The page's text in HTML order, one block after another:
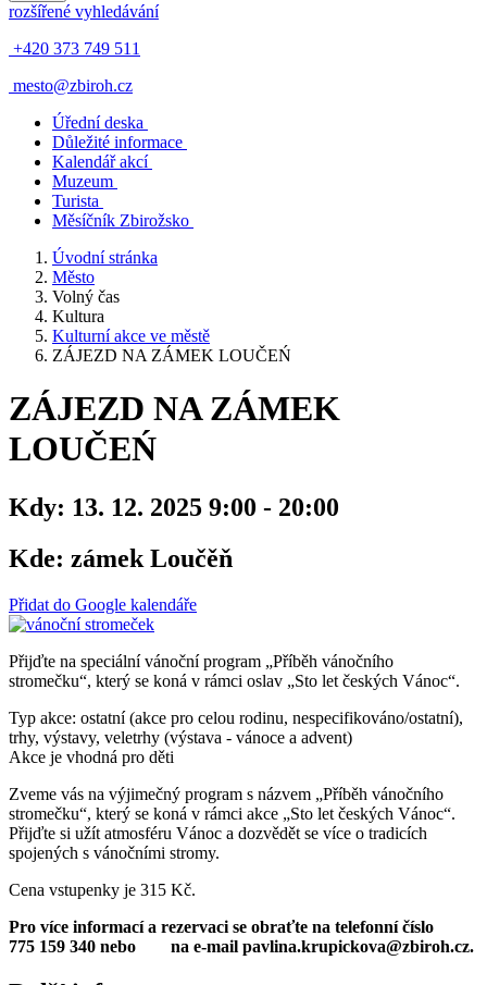
rozšířené vyhledávání
+420 373 749 511
mesto@zbiroh.cz
Úřední deska
Důležité informace
Kalendář akcí
Muzeum
Turista
Měsíčník Zbirožsko
Úvodní stránka
Město
Volný čas
Kultura
Kulturní akce ve městě
ZÁJEZD NA ZÁMEK LOUČEŃ
ZÁJEZD NA ZÁMEK
LOUČEŃ
Kdy: 13. 12. 2025 9:00 - 20:00
Kde: zámek Loučěň
Přidat do Google kalendáře
Přijďte na speciální vánoční program „Příběh vánočního
stromečku“, který se koná v rámci oslav „Sto let českých Vánoc“.
Typ akce: ostatní (akce pro celou rodinu, nespecifikováno/ostatní),
trhy, výstavy, veletrhy (výstava - vánoce a advent)
Akce je vhodná pro děti
Zveme vás na výjimečný program s názvem „Příběh vánočního
stromečku“, který se koná v rámci akce „Sto let českých Vánoc“.
Přijďte si užít atmosféru Vánoc a dozvědět se více o tradicích
spojených s vánočními stromy.
Cena vstupenky je 315 Kč.
Pro více informací a rezervaci se obraťte na telefonní číslo
775 159 340 nebo na e-mail pavlina.krupickova@zbiroh.cz.